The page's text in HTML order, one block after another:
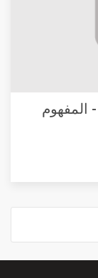
موضوعات إسلامية - متفرقة : 080 - المفهوم